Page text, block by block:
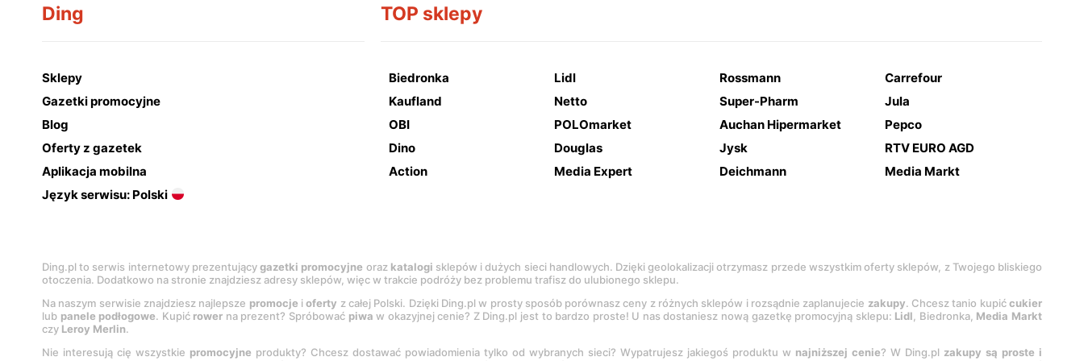
Ding
Sklepy
Gazetki promocyjne
Blog
Oferty z gazetek
Aplikacja mobilna
Język serwisu: Polski
TOP sklepy
Biedronka Lidl Rossmann
Carrefour
Kaufland
Netto Super-Pharm
Jula
OBI
POLOmarket Auchan Hipermarket
Pepco
Dino
Douglas Jysk
RTV EURO AGD
Action
Media Expert Deichmann Media Markt
Ding.pl to serwis internetowy prezentującygazetki promocyjne oraz katalogi sklepów i dużych sieci handlowych. Dzięki geolokalizacji otrzymasz przede wszystkim oferty sklepów, z Twojego bliskiego
otoczenia. Dodatkowo na stronie znajdziesz adresy sklepów, więc w trakcie podróży bez problemu trafisz do ulubionego sklepu.
Na naszym serwisie znajdziesz najlepsze promocje ioferty z całej Polski. Dzięki Ding.pl w prosty sposób porównasz ceny z różnych sklepów i rozsądnie zaplanujecie zakupy. Chcesz tanio kupićcukier
lub panele podłogowe. Kupić rower na prezent? Spróbować piwa w okazyjnej cenie? Z Ding.pl jest to bardzo proste! U nas dostaniesz nową gazetkę promocyjną sklepu: Lidl, Biedronka, Media Markt
czy Leroy Merlin.
Nie interesują cię wszystkie promocyjne produkty? Chcesz dostawać powiadomienia tylko od wybranych sieci? Wypatrujesz jakiegoś produktu w najniższej cenie? W Ding.pl zakupy są proste i